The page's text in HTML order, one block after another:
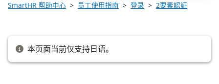
SmartHR 帮助中心 员工使用指南 登录 2要素認証
本页面当前仅支持日语。